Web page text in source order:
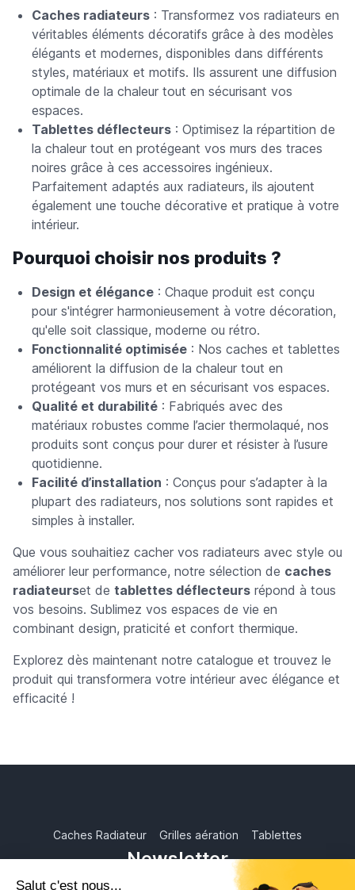
Caches radiateurs : Transformez vos radiateurs en
véritables éléments décoratifs grâce à des modèles
élégants et modernes, disponibles dans différents
styles, matériaux et motifs. Ils assurent une diffusion
optimale de la chaleur tout en sécurisant vos
espaces.
Tablettes déflecteurs : Optimisez la répartition de
la chaleur tout en protégeant vos murs des traces
noires grâce à ces accessoires ingénieux.
Parfaitement adaptés aux radiateurs, ils ajoutent
également une touche décorative et pratique à votre
intérieur.
Pourquoi choisir nos produits ?
Design et élégance : Chaque produit est conçu
pour s'intégrer harmonieusement à votre décoration,
qu'elle soit classique, moderne ou rétro.
Fonctionnalité optimisée : Nos caches et tablettes
améliorent la diffusion de la chaleur tout en
protégeant vos murs et en sécurisant vos espaces.
Qualité et durabilité : Fabriqués avec des
matériaux robustes comme l’acier thermolaqué, nos
produits sont conçus pour durer et résister à l’usure
quotidienne.
Facilité d’installation : Conçus pour s’adapter à la
plupart des radiateurs, nos solutions sont rapides et
simples à installer.
Que vous souhaitiez cacher vos radiateurs avec style ou
améliorer leur performance, notre sélection de caches
radiateurset de tablettes déflecteurs répond à tous
vos besoins. Sublimez vos espaces de vie en
combinant design, praticité et confort thermique.
Explorez dès maintenant notre catalogue et trouvez le
produit qui transformera votre intérieur avec élégance et
efficacité !
Caches Radiateur Grilles aération Tablettes
Newsletter